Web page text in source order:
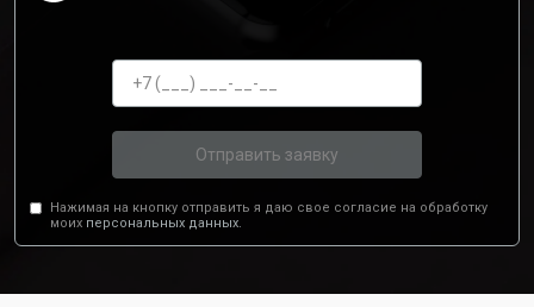
Отправить заявку
Нажимая на кнопку отправить я даю свое согласие на обработку
моих персональных данных.